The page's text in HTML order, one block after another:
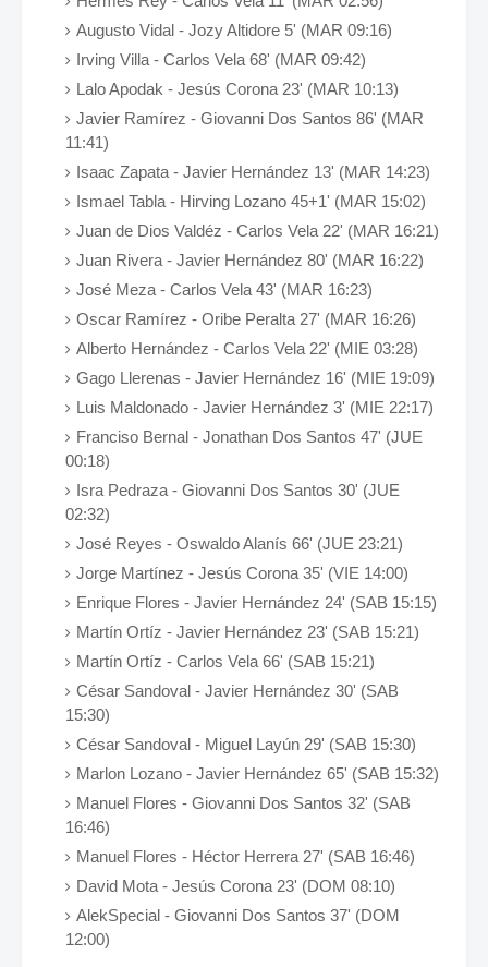
Augusto Vidal - Jozy Altidore 5' (MAR 09:16)
Irving Villa - Carlos Vela 68' (MAR 09:42)
Lalo Apodak - Jesús Corona 23' (MAR 10:13)
Javier Ramírez - Giovanni Dos Santos 86' (MAR
11:41)
Isaac Zapata - Javier Hernández 13' (MAR 14:23)
Ismael Tabla - Hirving Lozano 45+1' (MAR 15:02)
Juan de Dios Valdéz - Carlos Vela 22' (MAR 16:21)
Juan Rivera - Javier Hernández 80' (MAR 16:22)
José Meza - Carlos Vela 43' (MAR 16:23)
Oscar Ramírez - Oribe Peralta 27' (MAR 16:26)
Alberto Hernández - Carlos Vela 22' (MIE 03:28)
Gago Llerenas - Javier Hernández 16' (MIE 19:09)
Luis Maldonado - Javier Hernández 3' (MIE 22:17)
Franciso Bernal - Jonathan Dos Santos 47' (JUE
00:18)
Isra Pedraza - Giovanni Dos Santos 30' (JUE
02:32)
José Reyes - Oswaldo Alanís 66' (JUE 23:21)
Jorge Martínez - Jesús Corona 35' (VIE 14:00)
Enrique Flores - Javier Hernández 24' (SAB 15:15)
Martín Ortíz - Javier Hernández 23' (SAB 15:21)
Martín Ortíz - Carlos Vela 66' (SAB 15:21)
César Sandoval - Javier Hernández 30' (SAB
15:30)
César Sandoval - Miguel Layún 29' (SAB 15:30)
Marlon Lozano - Javier Hernández 65' (SAB 15:32)
Manuel Flores - Giovanni Dos Santos 32' (SAB
16:46)
Manuel Flores - Héctor Herrera 27' (SAB 16:46)
David Mota - Jesús Corona 23' (DOM 08:10)
AlekSpecial - Giovanni Dos Santos 37' (DOM
12:00)